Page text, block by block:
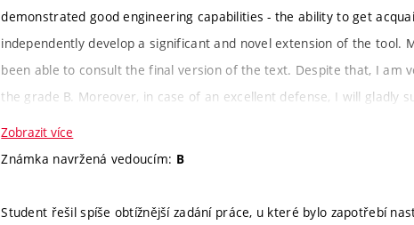
demonstrated good engineering capabilities - the ability to get
independently develop a significant and novel extension of the
been able to consult the final version of the text. Despite that, I am
the grade B. Moreover, in case of an excellent defense, I will gladly
Kritérium
Slovní hodnocení
Zobrazit více
Známka navržená vedoucím: B
Student řešil spíše obtížnější zadání práce, u které bylo zapotřebí